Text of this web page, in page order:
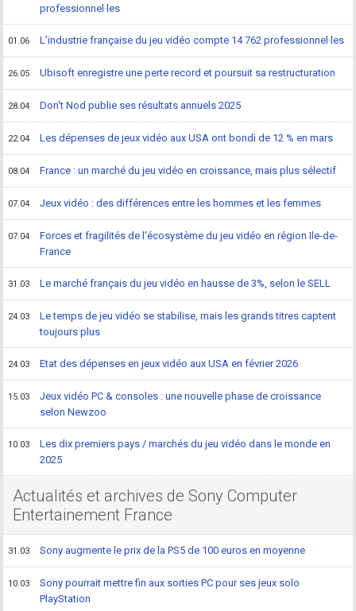
professionnel·les
01.06 L'industrie française du jeu vidéo compte 14 762 professionnel·les
26.05 Ubisoft enregistre une perte record et poursuit sa restructuration
28.04 Don't Nod publie ses résultats annuels 2025
22.04 Les dépenses de jeux vidéo aux USA ont bondi de 12 % en mars
08.04 France : un marché du jeu vidéo en croissance, mais plus sélectif
07.04 Jeux vidéo : des différences entre les hommes et les femmes
07.04
Forces et fragilités de l'écosystème du jeu vidéo en région Ile-de-
France
31.03 Le marché français du jeu vidéo en hausse de 3%, selon le SELL
24.03
Le temps de jeu vidéo se stabilise, mais les grands titres captent
toujours plus
24.03 Etat des dépenses en jeux vidéo aux USA en février 2026
15.03
Jeux vidéo PC & consoles : une nouvelle phase de croissance
selon Newzoo
10.03
Les dix premiers pays / marchés du jeu vidéo dans le monde en
2025
Actualités et archives de Sony Computer
Entertainement France
31.03 Sony augmente le prix de la PS5 de 100 euros en moyenne
10.03
Sony pourrait mettre fin aux sorties PC pour ses jeux solo
PlayStation